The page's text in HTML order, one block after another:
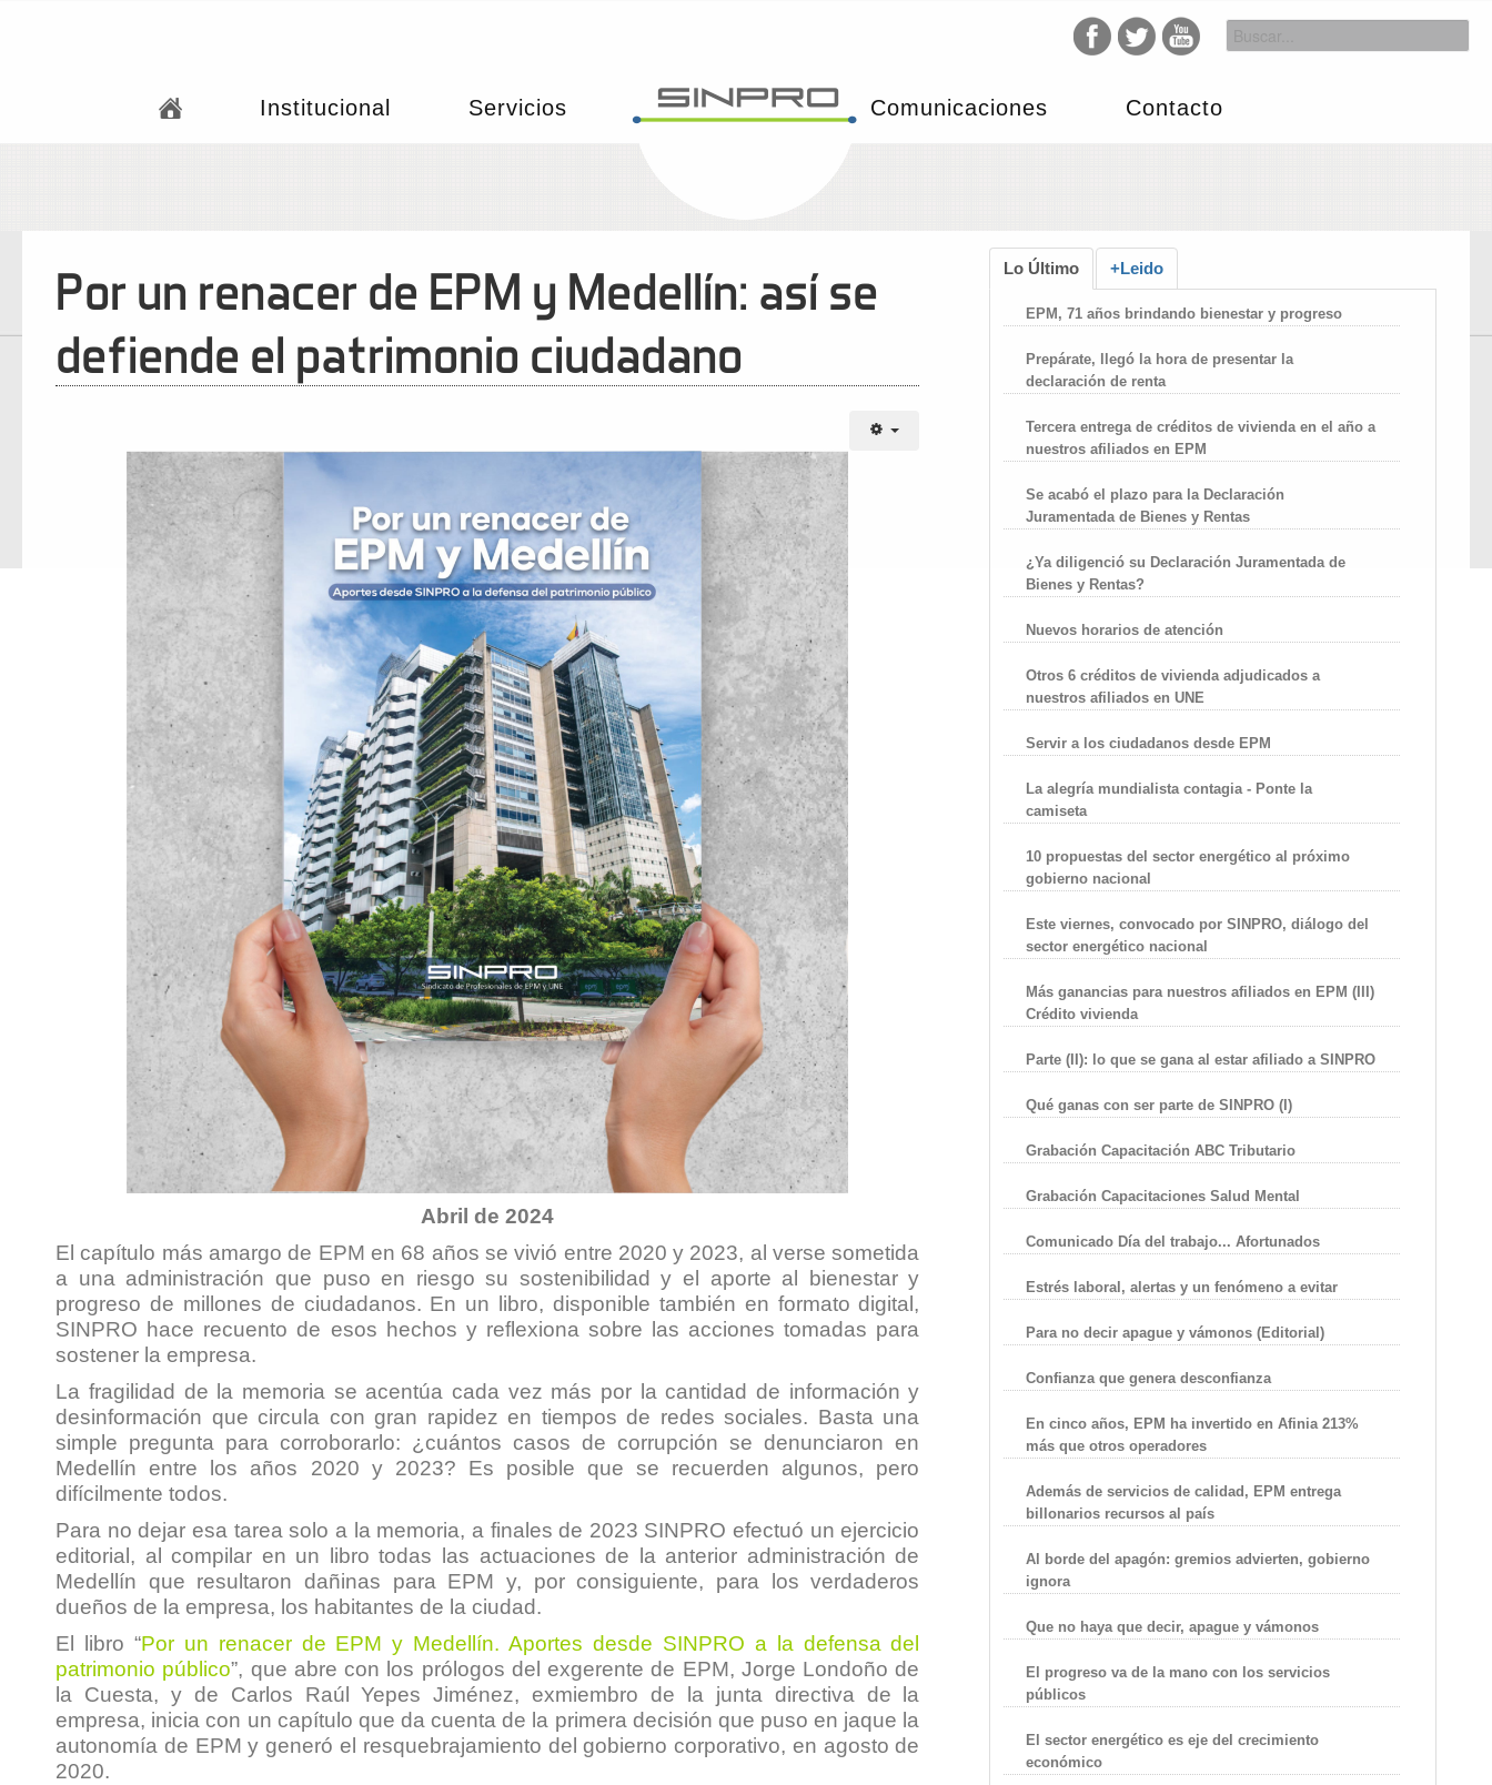
Institucional Servicios Comunicaciones Contacto
Por un renacer de EPM y Medellín: así se
defiende el patrimonio ciudadano
Abril de 2024
El capítulo más amargo de EPM en 68 años se vivió entre 2020 y 2023, al verse sometida
a una administración que puso en riesgo su sostenibilidad y el aporte al bienestar y
progreso de millones de ciudadanos. En un libro, disponible también en formato digital,
SINPRO hace recuento de esos hechos y reflexiona sobre las acciones tomadas para
sostener la empresa.
La fragilidad de la memoria se acentúa cada vez más por la cantidad de información y
desinformación que circula con gran rapidez en tiempos de redes sociales. Basta una
simple pregunta para corroborarlo: ¿cuántos casos de corrupción se denunciaron en
Medellín entre los años 2020 y 2023? Es posible que se recuerden algunos, pero
difícilmente todos.
Para no dejar esa tarea solo a la memoria, a finales de 2023 SINPRO efectuó un ejercicio
editorial, al compilar en un libro todas las actuaciones de la anterior administración de
Medellín que resultaron dañinas para EPM y, por consiguiente, para los verdaderos
dueños de la empresa, los habitantes de la ciudad.
El libro “Por un renacer de EPM y Medellín. Aportes desde SINPRO a la defensa del
patrimonio público”, que abre con los prólogos del exgerente de EPM, Jorge Londoño de
la Cuesta, y de Carlos Raúl Yepes Jiménez, exmiembro de la junta directiva de la
empresa, inicia con un capítulo que da cuenta de la primera decisión que puso en jaque la
autonomía de EPM y generó el resquebrajamiento del gobierno corporativo, en agosto de
2020.
Lo Último +Leido
EPM, 71 años brindando bienestar y progreso
Prepárate, llegó la hora de presentar la
declaración de renta
Tercera entrega de créditos de vivienda en el año a
nuestros afiliados en EPM
Se acabó el plazo para la Declaración
Juramentada de Bienes y Rentas
¿Ya diligenció su Declaración Juramentada de
Bienes y Rentas?
Nuevos horarios de atención
Otros 6 créditos de vivienda adjudicados a
nuestros afiliados en UNE
Servir a los ciudadanos desde EPM
La alegría mundialista contagia - Ponte la
camiseta
10 propuestas del sector energético al próximo
gobierno nacional
Este viernes, convocado por SINPRO, diálogo del
sector energético nacional
Más ganancias para nuestros afiliados en EPM (III)
Crédito vivienda
Parte (II): lo que se gana al estar afiliado a SINPRO
Qué ganas con ser parte de SINPRO (I)
Grabación Capacitación ABC Tributario
Grabación Capacitaciones Salud Mental
Comunicado Día del trabajo... Afortunados
Estrés laboral, alertas y un fenómeno a evitar
Para no decir apague y vámonos (Editorial)
Confianza que genera desconfianza
En cinco años, EPM ha invertido en Afinia 213%
más que otros operadores
Además de servicios de calidad, EPM entrega
billonarios recursos al país
Al borde del apagón: gremios advierten, gobierno
ignora
Que no haya que decir, apague y vámonos
El progreso va de la mano con los servicios
públicos
El sector energético es eje del crecimiento
económico